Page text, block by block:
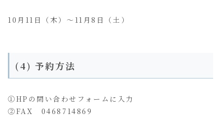
10月11日（木）〜11月8日（土）
(4) 予約方法
①HPの問い合わせフォームに入力
②FAX 0468714869